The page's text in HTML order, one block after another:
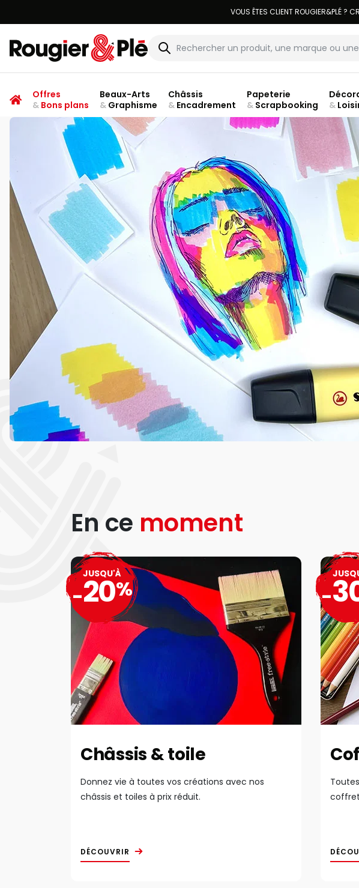
LIVRAISON À
Rougier & Plé
Offres
&Bons plans
Beaux-Arts
&Graphisme
Châssis
&Encadrement
Papeterie
&Scrapbooking
&
En ce moment
Châssis & toile
Donnez vie à toutes vos créations avec nos
châssis et toiles à prix réduit.
DÉCOUVRIR
JUSQU'À
-20% -